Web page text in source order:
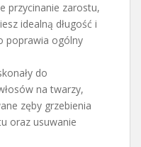
przycinanie zarostu,
idealną długość i
poprawia ogólny
do
na twarzy,
zęby grzebienia
oraz usuwanie